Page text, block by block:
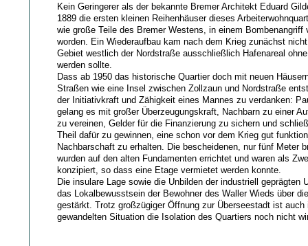
Kein Geringerer als der bekannte Bremer Architekt Eduard
1889 die ersten kleinen Reihenhäuser dieses
wie große Teile des Bremer Westens, in einem Bombenangriff
worden. Ein Wiederaufbau kam nach dem Krieg zunächst
Gebiet westlich der Nordstraße ausschließlich Hafenareal
werden sollte.
Dass ab 1950 das historische Quartier doch mit neuen
Straßen wie eine Insel zwischen Zollzaun und Nordstraße
der Initiativkraft und Zähigkeit eines Mannes zu verdanken:
gelang es mit großer Überzeugungskraft, Nachbarn zu einer
zu vereinen, Gelder für die Finanzierung zu sichern und
Theil dafür zu gewinnen, eine schon vor dem Krieg gut
Nachbarschaft zu erhalten. Die bescheidenen, nur fünf Meter
wurden auf den alten Fundamenten errichtet und waren als
konzipiert, so dass eine Etage vermietet werden konnte.
Die insulare Lage sowie die Unbilden der industriell geprägten
das Lokalbewusstsein der Bewohner des Waller Wieds über
gestärkt. Trotz großzügiger Öffnung zur Überseestadt ist auch
gewandelten Situation die Isolation des Quartiers noch nicht